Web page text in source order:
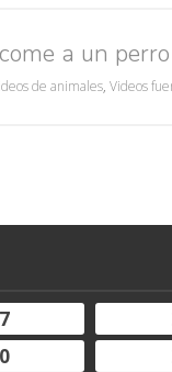
a un
de animales, Videos